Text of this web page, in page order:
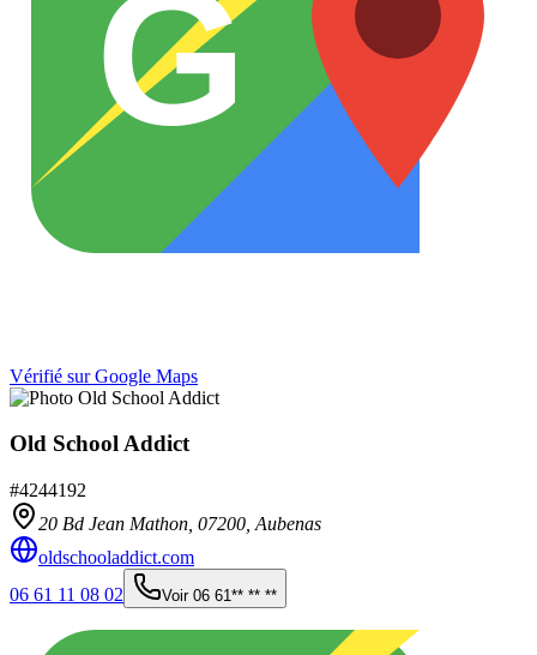
G
Vérifié sur Google Maps
Old School Addict
#4244192
20 Bd Jean Mathon, 07200 Aubenas
oldschooladdict.com
06 61 11 08 02
Voir 06 61** ** **